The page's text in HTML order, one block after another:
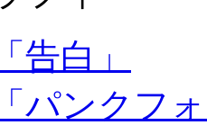
告白」
パンクフ